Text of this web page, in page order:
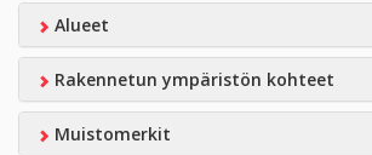
Alueet
Rakennetun ympäristön kohteet
Muistomerkit